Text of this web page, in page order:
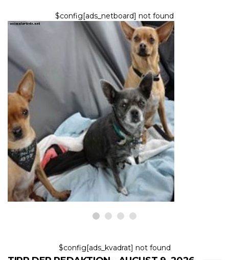
$config[ads_netboard] not found
Persönliche Tipps für Reisen
mit Chihuahua
9,2026
$config[ads_kvadrat] not found